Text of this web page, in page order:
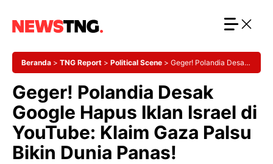
Beranda > TNG Report > Political Scene > Geger! Polandia Desak
Panas!
Geger! Polandia Desak
Google Hapus Iklan Israel di
YouTube: Klaim Gaza Palsu
Bikin Dunia Panas!